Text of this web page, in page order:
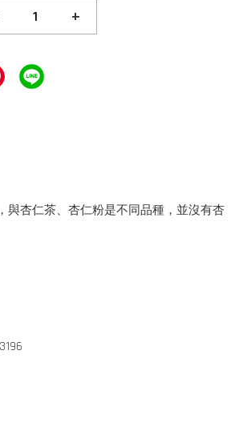
+
與杏仁茶、杏仁粉是不同品種，並沒有杏